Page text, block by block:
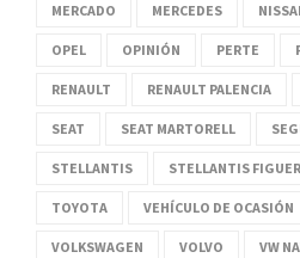
MERCADO MERCEDES
OPEL OPINIÓN PERTE
RENAULT RENAULT PALENCIA
SEAT SEAT MARTORELL
STELLANTIS STELLANTIS
TOYOTA VEHÍCULO DE OCASIÓN
VOLKSWAGEN VOLVO VW